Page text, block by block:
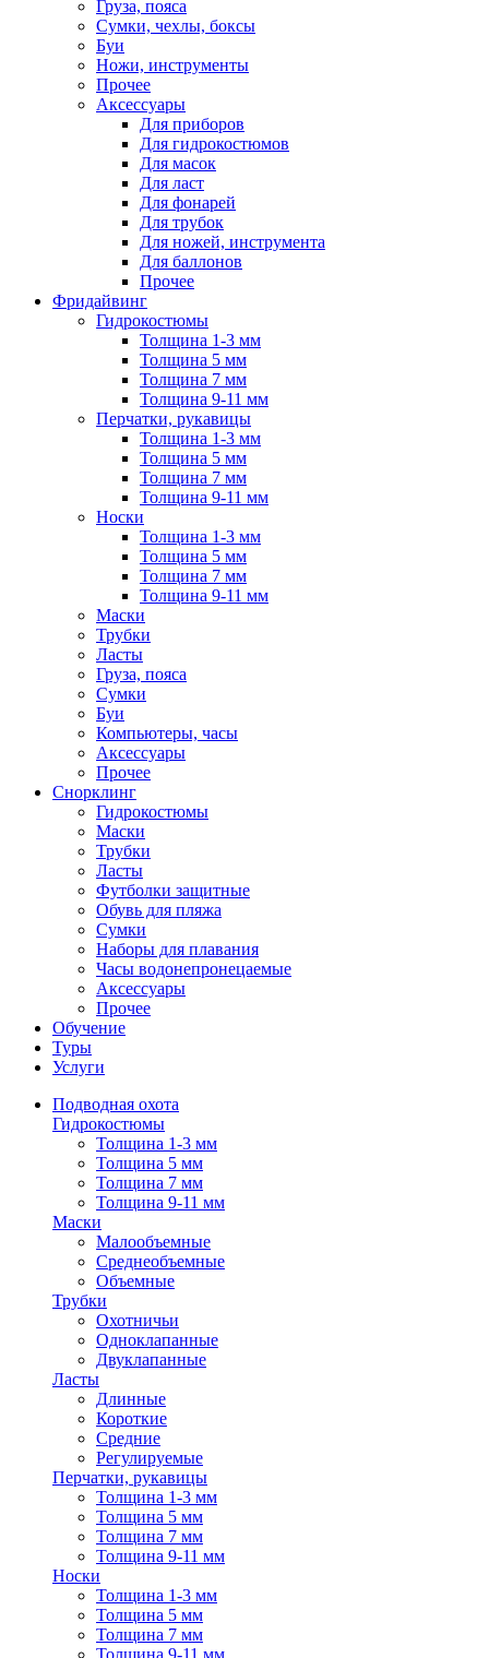
Груза, пояса
Сумки, чехлы, боксы
Буи
Ножи, инструменты
Прочее
Аксессуары
Для приборов
Для гидрокостюмов
Для масок
Для ласт
Для фонарей
Для трубок
Для ножей, инструмента
Для баллонов
Прочее
Фридайвинг
Гидрокостюмы
Толщина 1-3 мм
Толщина 5 мм
Толщина 7 мм
Толщина 9-11 мм
Перчатки, рукавицы
Толщина 1-3 мм
Толщина 5 мм
Толщина 7 мм
Толщина 9-11 мм
Носки
Толщина 1-3 мм
Толщина 5 мм
Толщина 7 мм
Толщина 9-11 мм
Маски
Трубки
Ласты
Груза, пояса
Сумки
Буи
Компьютеры, часы
Аксессуары
Прочее
Снорклинг
Гидрокостюмы
Маски
Трубки
Ласты
Футболки защитные
Обувь для пляжа
Сумки
Наборы для плавания
Часы водонепронецаемые
Аксессуары
Прочее
Обучение
Туры
Услуги
Подводная охота
Гидрокостюмы
Толщина 1-3 мм
Толщина 5 мм
Толщина 7 мм
Толщина 9-11 мм
Маски
Малообъемные
Среднеобъемные
Объемные
Трубки
Охотничьи
Одноклапанные
Двуклапанные
Ласты
Длинные
Короткие
Средние
Регулируемые
Перчатки, рукавицы
Толщина 1-3 мм
Толщина 5 мм
Толщина 7 мм
Толщина 9-11 мм
Носки
Толщина 1-3 мм
Толщина 5 мм
Толщина 7 мм
Толщина 9-11 мм